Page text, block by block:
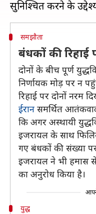
समझौता
बंधकों की
दोनों के बीच पूर्ण
निर्णायक मोड़ पर न
रिहाई पर दोनों नरम
ईरान समर्थित
कि अगर अस्थायी
इजरायल के साथ
गए बंधकों की संख्या
इजरायल ने भी हमास
का अनुरोध किया है।
युद्ध